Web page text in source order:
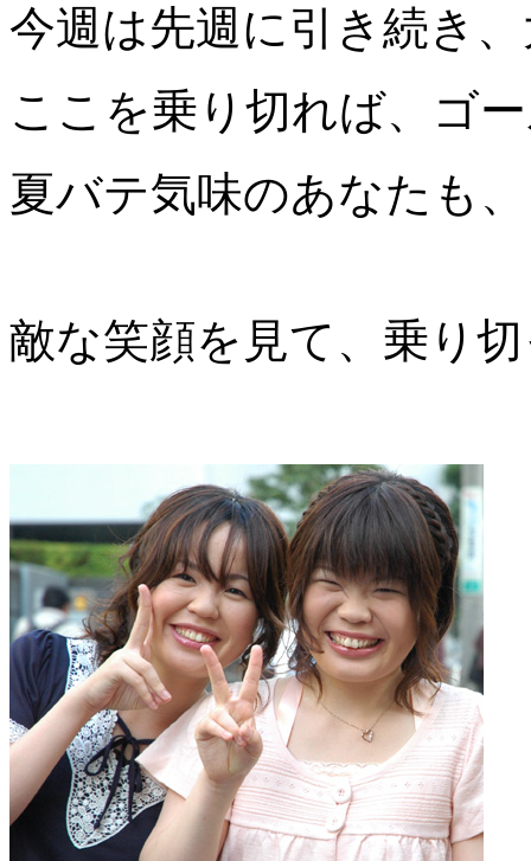
今週は先週に引き続き
ここを乗り切れば、ゴ
夏バテ気味のあなたも
敵な笑顔を見て、乗り